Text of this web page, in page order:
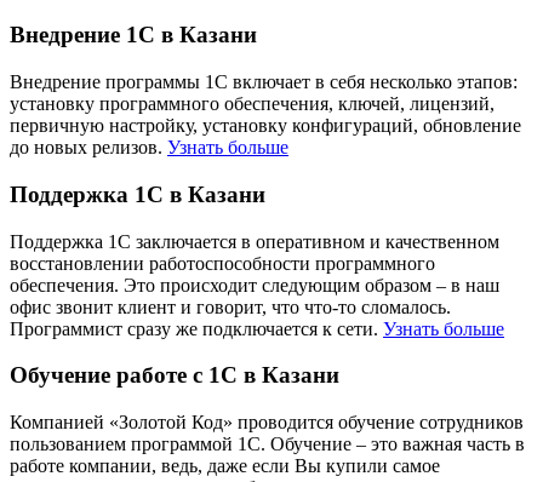
Внедрение 1С в Казани
Внедрение программы 1С включает в себя несколько этапов:
установку программного обеспечения, ключей, лицензий,
первичную настройку, установку конфигураций, обновление
до новых релизов. Узнать больше
Поддержка 1С в Казани
Поддержка 1С заключается в оперативном и качественном
восстановлении работоспособности программного
обеспечения. Это происходит следующим образом – в наш
офис звонит клиент и говорит, что что-то сломалось.
Программист сразу же подключается к сети. Узнать больше
Обучение работе с 1С в Казани
Компанией «Золотой Код» проводится обучение сотрудников
пользованием программой 1С. Обучение – это важная часть в
работе компании, ведь, даже если Вы купили самое